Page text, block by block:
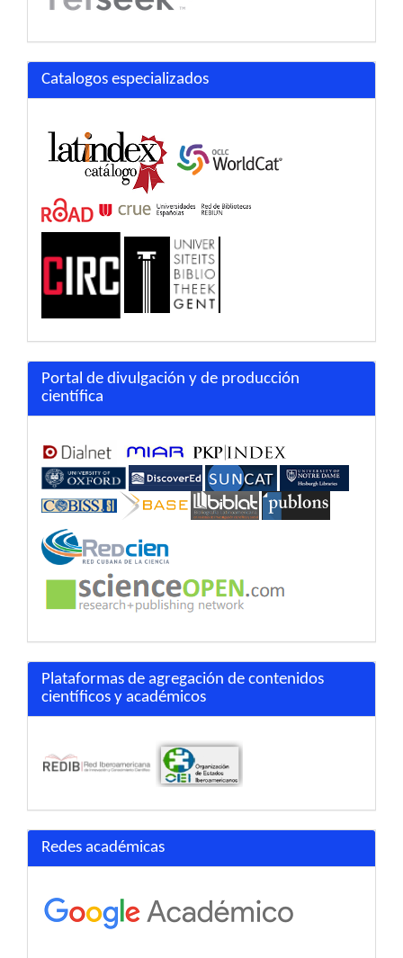
Catalogos especializados
Portal de divulgación y de producción
científica
Plataformas de agregación de contenidos
científicos y académicos
Redes académicas